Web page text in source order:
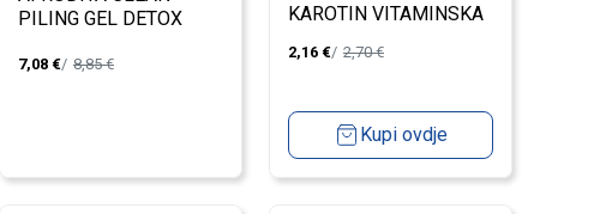
PILING GEL DETOX
7,08 € 8,85€
KAROTIN VITAMINSKA
2,16 € 2,70€
Kupi ovdje